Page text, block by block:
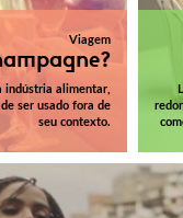
Viagem
indústria alimentar,
ser usado fora de
seu contexto.